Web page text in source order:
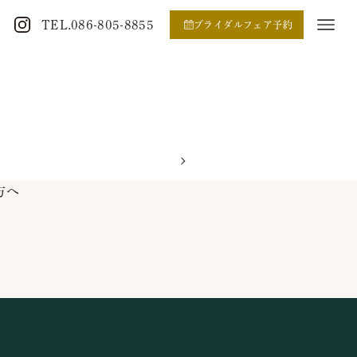
TEL.086-805-8855 ブライダルフェア予約
へ